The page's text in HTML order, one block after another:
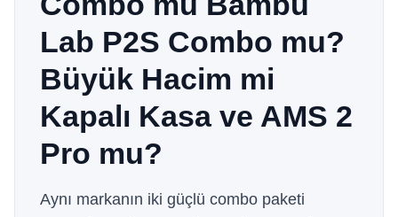
Lab P2S Combo mu?
Büyük Hacim mi
Kapalı Kasa ve AMS 2
Pro mu?
Aynı markanın iki güçlü combo paketi